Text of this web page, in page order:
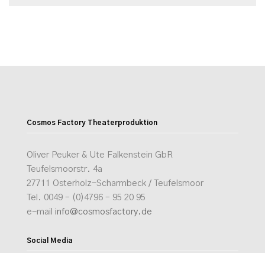
Cosmos Factory Theaterproduktion
Oliver Peuker & Ute Falkenstein GbR
Teufelsmoorstr. 4a
27711 Osterholz-Scharmbeck / Teufelsmoor
Tel. 0049 – (0)4796 – 95 20 95
e-mail info@cosmosfactory.de
Social Media